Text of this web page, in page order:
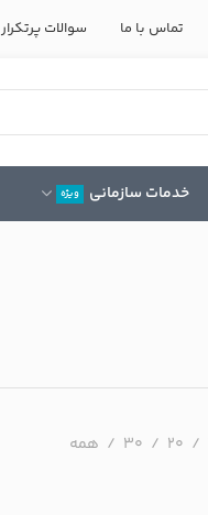
تماس با ما سوالات پرتکرار
خدمات سازمانی ویژه
20
30 همه